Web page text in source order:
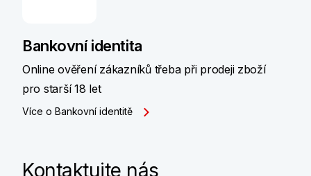
Bankovní identita
Online ověření zákazníků třeba při prodeji zboží
pro starší 18 let
Více o Bankovní identitě
Kontaktujte nás